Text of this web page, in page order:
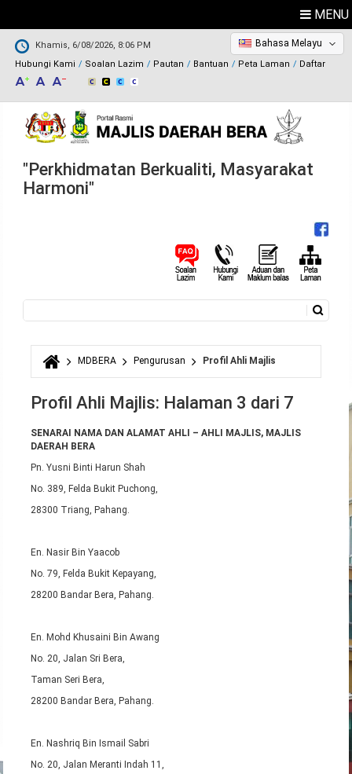
MENU
Khamis, 6/08/2026, 8:06 PM
Hubungi Kami
Soalan Lazim Pautan Bantuan Peta Laman Daftar
Bahasa Melayu
"Perkhidmatan Berkualiti, Masyarakat
Harmoni"
Borang carian
Anda di sini
MDBERA Pengurusan Profil Ahli Majlis
Profil Ahli Majlis: Halaman 3 dari 7
SENARAI NAMA DAN ALAMAT AHLI – AHLI MAJLIS, MAJLIS
DAERAH BERA
Pn. Yusni Binti Harun Shah
No. 389, Felda Bukit Puchong,
28300 Triang, Pahang.
En. Nasir Bin Yaacob
No. 79, Felda Bukit Kepayang,
28200 Bandar Bera, Pahang.
En. Mohd Khusaini Bin Awang
No. 20, Jalan Sri Bera,
Taman Seri Bera,
28200 Bandar Bera, Pahang.
En. Nashriq Bin Ismail Sabri
No. 20, Jalan Meranti Indah 11,